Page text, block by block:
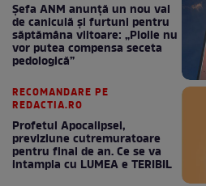
Șefa ANM anunță un nou val
de caniculă și furtuni pentru
săptămâna viitoare: „Ploile nu
vor putea compensa seceta
pedologică”
RECOMANDARE PE
REDACTIA.RO
Profetul Apocalipsei,
previziune cutremuratoare
pentru final de an. Ce se va
intampla cu LUMEA e TERIBIL